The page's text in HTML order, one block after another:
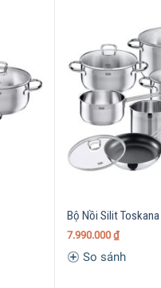
Bộ Nồi Silit
7.990.000 ₫
So sánh